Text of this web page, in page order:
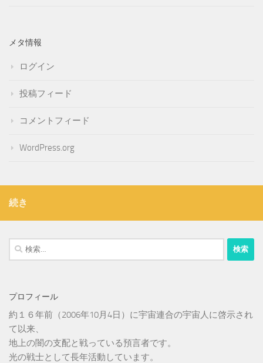
メタ情報
ログイン
投稿フィード
コメントフィード
WordPress.org
続き
検
索:
プロフィール
約１６年前（2006年10月4日）に宇宙連合の宇宙人に啓示され
て以来、
地上の闇の支配と戦っている預言者です。
光の戦士として長年活動しています。